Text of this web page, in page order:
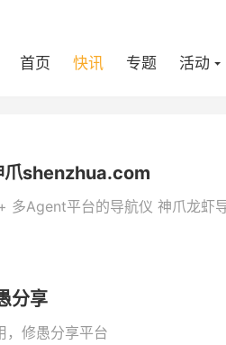
首页 快讯 专题 活动
爪shenzhua.com
Agent平台的导航仪 神爪龙虾导
分享
，修愚分享平台